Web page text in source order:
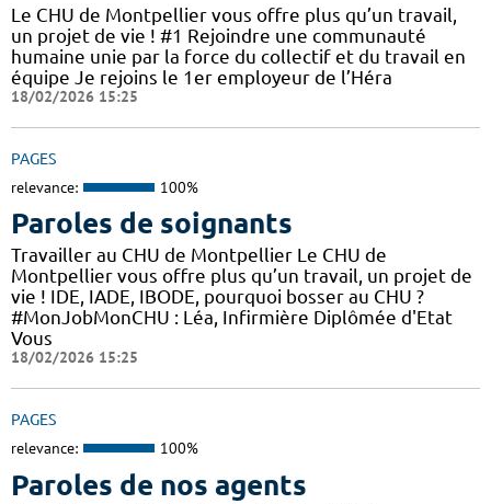
Le CHU de Montpellier vous offre plus qu’un travail,
un projet de vie ! #1 Rejoindre une communauté
humaine unie par la force du collectif et du travail en
équipe Je rejoins le 1er employeur de l’Héra
18/02/2026 15:25
PAGES
relevance: 100%
Paroles de soignants
Travailler au CHU de Montpellier Le CHU de
Montpellier vous offre plus qu’un travail, un projet de
vie ! IDE, IADE, IBODE, pourquoi bosser au CHU ?
#MonJobMonCHU : Léa, Infirmière Diplômée d'Etat
Vous
18/02/2026 15:25
PAGES
relevance: 100%
Paroles de nos agents